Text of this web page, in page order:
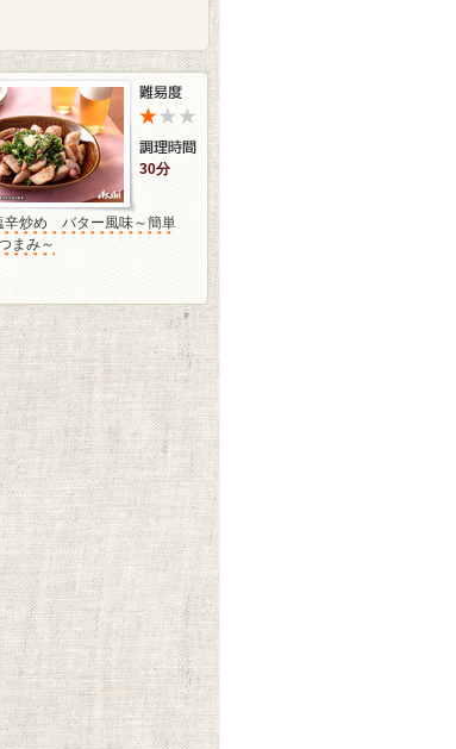
30分
辛炒め バター風味～簡単
まみ～